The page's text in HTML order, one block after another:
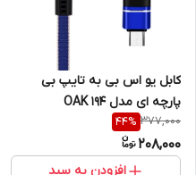
کابل یو اس بی به تایپ بی
پارچه ای مدل 194 OAK
377,000
44%
208,000
افزودن به سبد